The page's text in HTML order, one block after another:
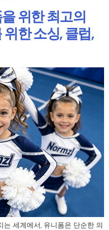
위한 최고의
한 소싱, 클럽,
세계에서, 유니폼은 단순한 의